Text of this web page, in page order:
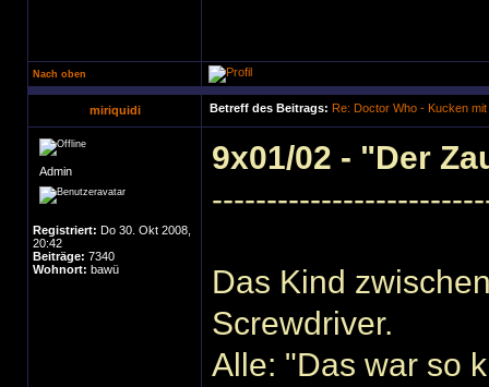
Nach oben
miriquidi Betreff des Beitrags: Re: Doctor Who - Kucken mit
Admin
Registriert: Do 30. Okt 2008,
20:42
Beiträge: 7340
Wohnort: bawü
9x01/02 - "Der
Das Kind
Screwdriver.
Alle: "Das war so